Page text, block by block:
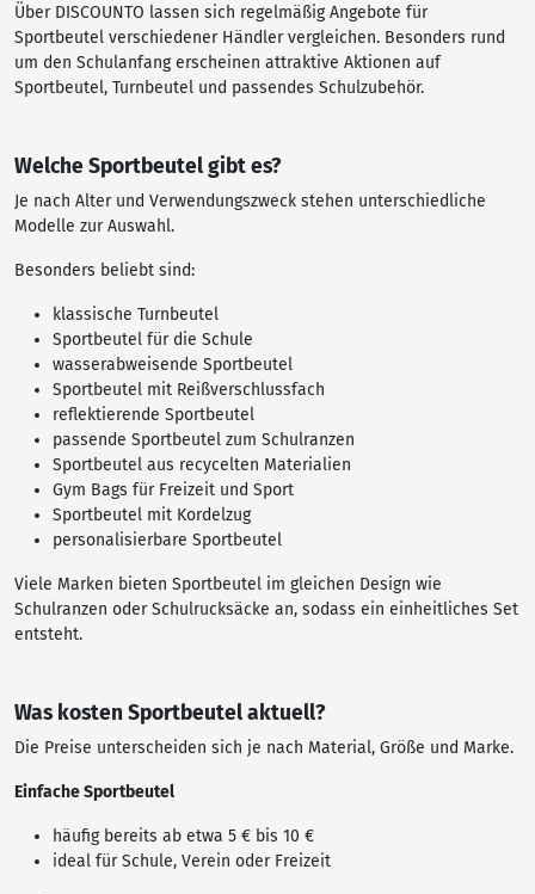
Über DISCOUNTO lassen sich regelmäßig Angebote für
Sportbeutel verschiedener Händler vergleichen. Besonders rund
um den Schulanfang erscheinen attraktive Aktionen auf
Sportbeutel, Turnbeutel und passendes Schulzubehör.
Welche Sportbeutel gibt es?
Je nach Alter und Verwendungszweck stehen unterschiedliche
Modelle zur Auswahl.
Besonders beliebt sind:
klassische Turnbeutel
Sportbeutel für die Schule
wasserabweisende Sportbeutel
Sportbeutel mit Reißverschlussfach
reflektierende Sportbeutel
passende Sportbeutel zum Schulranzen
Sportbeutel aus recycelten Materialien
Gym Bags für Freizeit und Sport
Sportbeutel mit Kordelzug
personalisierbare Sportbeutel
Viele Marken bieten Sportbeutel im gleichen Design wie
Schulranzen oder Schulrucksäcke an, sodass ein einheitliches Set
entsteht.
Was kosten Sportbeutel aktuell?
Die Preise unterscheiden sich je nach Material, Größe und Marke.
Einfache Sportbeutel
häufig bereits ab etwa 5 € bis 10 €
ideal für Schule, Verein oder Freizeit